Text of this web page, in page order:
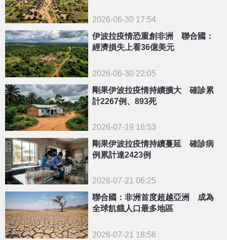
2026-06-30 17:54
伊波拉疫情恐重創非洲 聯合國：
經濟損失上看36億美元
2026-06-30 22:05
剛果伊波拉疫情持續擴大 確診累
計2267例、893死
2026-07-19 16:53
剛果伊波拉疫情持續蔓延 確診病
例累計達2423例
2026-07-21 06:25
聯合國：非洲首度超越亞洲 成為
全球飢餓人口最多地區
2026-07-21 18:56